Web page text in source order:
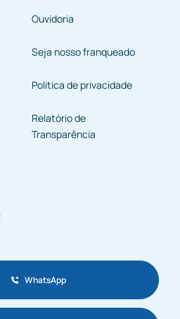
Ouvidoria
Seja nosso franqueado
Politica de privacidade
Relatório de
Transparência
WhatsApp